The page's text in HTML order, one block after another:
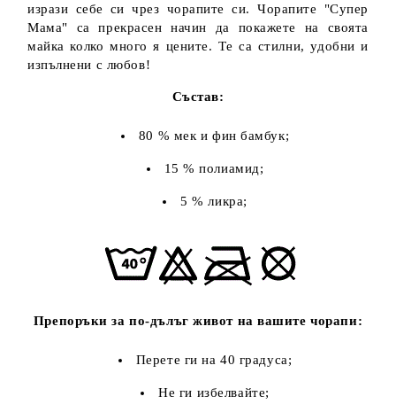
изрази себе си чрез чорапите си. Чорапите "Супер
Мама" са прекрасен начин да покажете на своята
майка колко много я цените. Те са стилни, удобни и
изпълнени с любов!
Състав:
80 % мек и фин бамбук;
15 % полиамид;
5 % ликра;
Препоръки за по-дълъг живот на вашите чорапи:
Перете ги на 40 градуса;
Не ги избелвайте;